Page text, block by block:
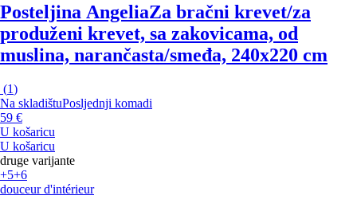
Posteljina AngeliaZa bračni krevet/za
produženi krevet, sa zakovicama, od
muslina, narančasta/smeđa, 240x220 cm
(1)
Na skladištuPosljednji komadi
59 €
U košaricu
U košaricu
druge varijante
+5+6
douceur d'intérieur